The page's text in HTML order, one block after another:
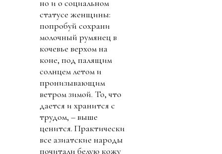
но и о социальном
статусе женщины:
попробуй сохрани
молочный румянец в
кочевье верхом на
коне, под палящим
солнцем летом и
пронизывающим
ветром зимой. То, что
дается и хранится с
трудом, – выше
ценится. Практически
все азиатские народы
почитали белую кожу